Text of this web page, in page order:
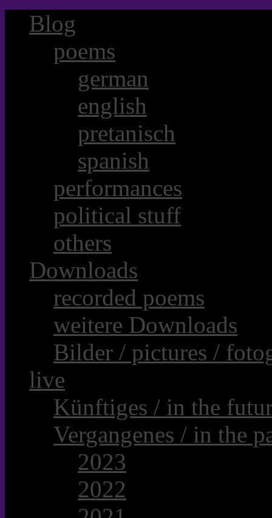
Blog
poems
german
english
pretanisch
spanish
performances
political stuff
others
Downloads
recorded poems
weitere Downloads
Bilder / pictures /
live
Künftiges / in the
Vergangenes / in the
2023
2022